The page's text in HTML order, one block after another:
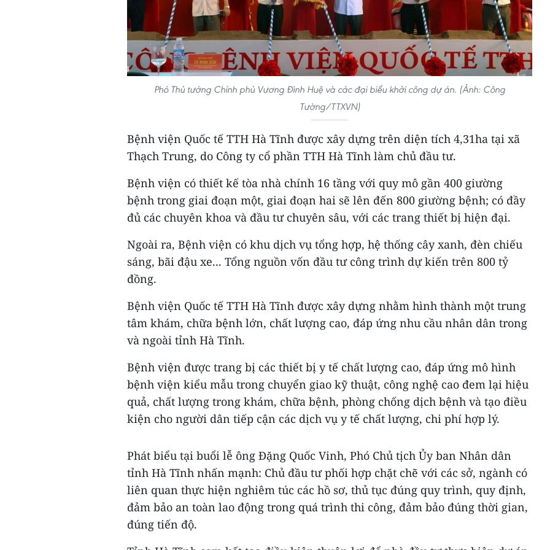
Phó Thủ tướng Chính phủ Vương Đình Huệ và các đại biểu khởi công dự án. (Ảnh: Công
Tường/TTXVN)
Bệnh viện Quốc tế TTH Hà Tĩnh được xây dựng trên diện tích 4,31ha tại xã
Thạch Trung, do Công ty cổ phần TTH Hà Tĩnh làm chủ đầu tư.
Bệnh viện có thiết kế tòa nhà chính 16 tầng với quy mô gần 400 giường
bệnh trong giai đoạn một, giai đoạn hai sẽ lên đến 800 giường bệnh; có đầy
đủ các chuyên khoa và đầu tư chuyên sâu, với các trang thiết bị hiện đại.
Ngoài ra, Bệnh viện có khu dịch vụ tổng hợp, hệ thống cây xanh, đèn chiếu
sáng, bãi đậu xe... Tổng nguồn vốn đầu tư công trình dự kiến trên 800 tỷ
đồng.
Bệnh viện Quốc tế TTH Hà Tĩnh được xây dựng nhằm hình thành một trung
tâm khám, chữa bệnh lớn, chất lượng cao, đáp ứng nhu cầu nhân dân trong
và ngoài tỉnh Hà Tĩnh.
Bệnh viện được trang bị các thiết bị y tế chất lượng cao, đáp ứng mô hình
bệnh viện kiểu mẫu trong chuyển giao kỹ thuật, công nghệ cao đem lại hiệu
quả, chất lượng trong khám, chữa bệnh, phòng chống dịch bệnh và tạo điều
kiện cho người dân tiếp cận các dịch vụ y tế chất lượng, chi phí hợp lý.
Phát biểu tại buổi lễ ông Đặng Quốc Vinh, Phó Chủ tịch Ủy ban Nhân dân
tỉnh Hà Tĩnh nhấn mạnh: Chủ đầu tư phối hợp chặt chẽ với các sở, ngành có
liên quan thực hiện nghiêm túc các hồ sơ, thủ tục đúng quy trình, quy định,
đảm bảo an toàn lao động trong quá trình thi công, đảm bảo đúng thời gian,
đúng tiến độ.